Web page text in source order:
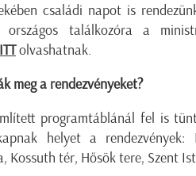
családi napot is
országos találkozóra a
ITTolvashatnak.
meg a rendezvényeket?
programtáblánál fel is
helyet a rendezvények:
Kossuth tér, Hősök tere, Szent